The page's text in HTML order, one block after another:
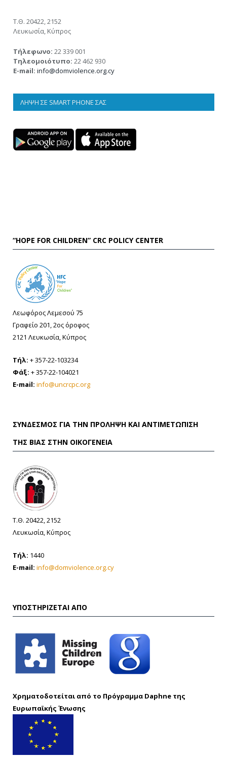
Τ.Θ. 20422, 2152
Λευκωσία, Κύπρος
Τήλεφωνο: 22 339 001
Τηλεομοιότυπο: 22 462 930
E-mail: info@domviolence.org.cy
ΛΉΨΗ ΣΕ SMART PHONE ΣΑΣ
“HOPE FOR CHILDREN” CRC POLICY CENTER
Λεωφόρος Λεμεσού 75
Γραφείο 201, 2ος όροφος
2121 Λευκωσία, Κύπρος
Τήλ: + 357-22-103234
Φάξ: + 357-22-104021
E-mail: info@uncrcpc.org
ΣΎΝΔΕΣΜΟΣ ΓΙΑ ΤΗΝ ΠΡΌΛΗΨΗ ΚΑΙ ΑΝΤΙΜΕΤΏΠΙΣΗ
ΤΗΣ ΒΊΑΣ ΣΤΗΝ ΟΙΚΟΓΈΝΕΙΑ
Τ.Θ. 20422, 2152
Λευκωσία, Κύπρος
Τήλ: 1440
E-mail: info@domviolence.org.cy
ΥΠΟΣΤΗΡΊΖΕΤΑΙ ΑΠΌ
Χρηματοδοτείται από το Πρόγραμμα Daphne της
Ευρωπαϊκής Ένωσης